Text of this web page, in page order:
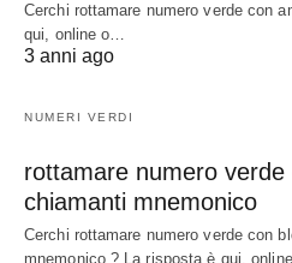
Cerchi rottamare numero verde con
qui, online o…
3 anni ago
NUMERI VERDI
rottamare numero
chiamanti mnemonico
Cerchi rottamare numero verde con
mnemonico ? La risposta è qui,